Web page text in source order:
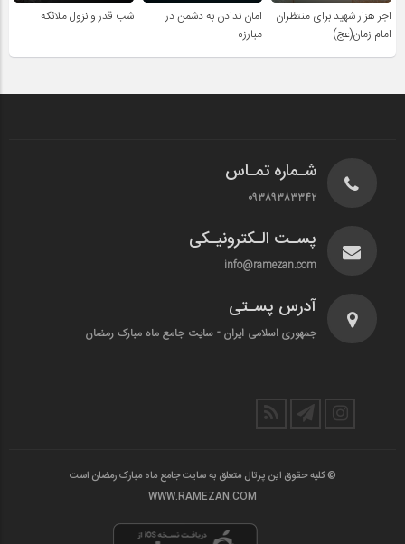
اجر هزار شهید برای منتظران
امام زمان(عج)
امان ندادن به دشمن در
مبارزه
شب قدر و نزول ملائکه
شـماره تمـاس
۰۹۳۸۹۳۸۳۳۴۲
پسـت الـکترونیـکی
info@ramezan.com
آدرس پسـتی
جمهوری اسلامی ایران - سایت جامع ماه مبارک رمضان
© کلیه حقوق این پرتال متعلق به سایت جامع ماه مبارک رمضان است
WWW.RAMEZAN.COM